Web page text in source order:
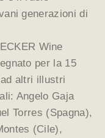
generazioni di
Wine
per la 15
altri illustri
Angelo Gaja
Torres (Spagna),
(Cile),